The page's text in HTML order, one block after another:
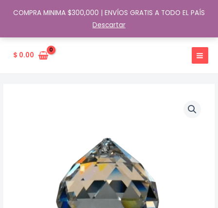
COMPRA MINIMA $300,000 | ENVÍOS GRATIS A TODO EL PAÍS
Descartar
$ 0.00